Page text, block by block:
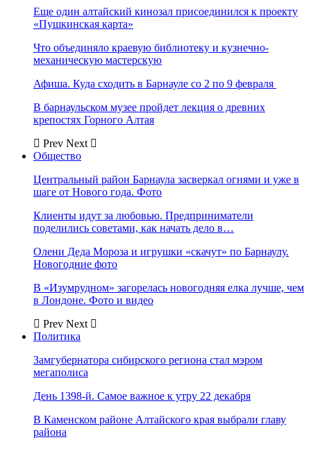
Еще один алтайский кинозал присоединился к проекту
«Пушкинская карта»
Что объединяло краевую библиотеку и кузнечно-
механическую мастерскую
Афиша. Куда сходить в Барнауле со 2 по 9 февраля
В барнаульском музее пройдет лекция о древних
крепостях Горного Алтая
Prev Next
Общество
Центральный район Барнаула засверкал огнями и уже в
шаге от Нового года. Фото
Клиенты идут за любовью. Предприниматели
поделились советами, как начать дело в…
Олени Деда Мороза и игрушки «скачут» по Барнаулу.
Новогодние фото
В «Изумрудном» загорелась новогодняя елка лучше, чем
в Лондоне. Фото и видео
Prev Next
Политика
Замгубернатора сибирского региона стал мэром
мегаполиса
День 1398-й. Самое важное к утру 22 декабря
В Каменском районе Алтайского края выбрали главу
района